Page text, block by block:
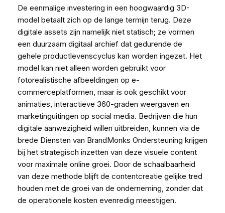
De eenmalige investering in een hoogwaardig 3D-
model betaalt zich op de lange termijn terug. Deze
digitale assets zijn namelijk niet statisch; ze vormen
een duurzaam digitaal archief dat gedurende de
gehele productlevenscyclus kan worden ingezet. Het
model kan niet alleen worden gebruikt voor
fotorealistische afbeeldingen op e-
commerceplatformen, maar is ook geschikt voor
animaties, interactieve 360-graden weergaven en
marketinguitingen op social media. Bedrijven die hun
digitale aanwezigheid willen uitbreiden, kunnen via de
brede Diensten van BrandMonks Ondersteuning krijgen
bij het strategisch inzetten van deze visuele content
voor maximale online groei. Door de schaalbaarheid
van deze methode blijft de contentcreatie gelijke tred
houden met de groei van de onderneming, zonder dat
de operationele kosten evenredig meestijgen.